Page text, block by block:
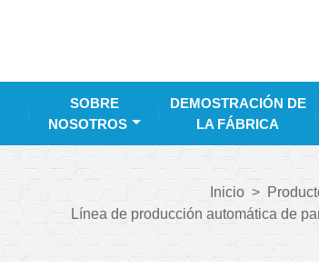
SOBRE
NOSOTROS
DEMOSTRACIÓN DE
LA FÁBRICA
Inicio >
Línea de producción automática de